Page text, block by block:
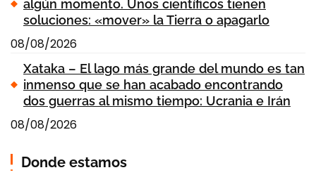
algún momento. Unos científicos tienen
soluciones: «mover» la Tierra o apagarlo
08/08/2026
Xataka – El lago más grande del mundo es tan
inmenso que se han acabado encontrando
dos guerras al mismo tiempo: Ucrania e Irán
08/08/2026
Donde estamos